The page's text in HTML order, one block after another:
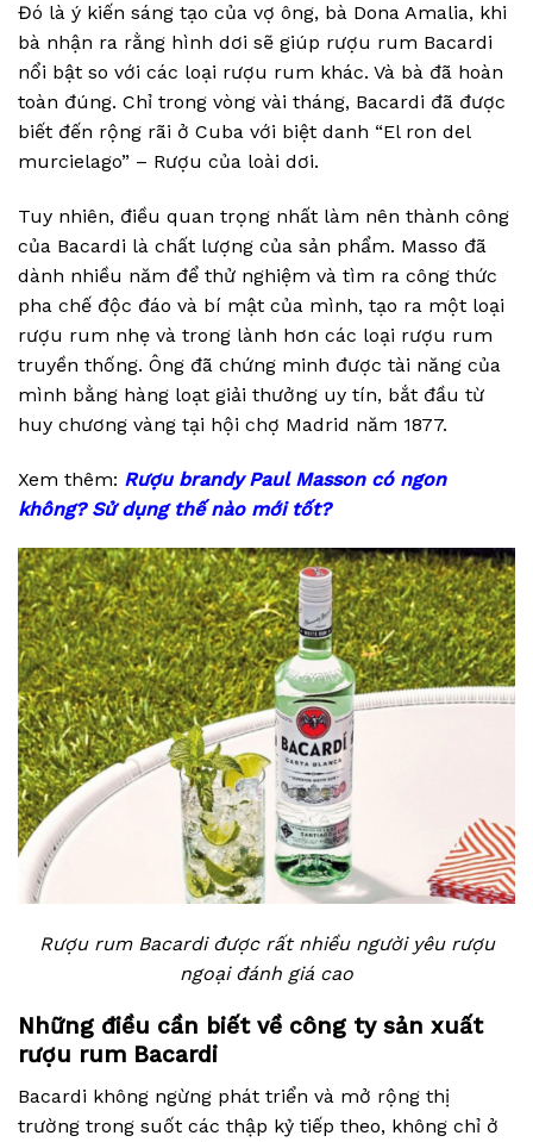
Đó là ý kiến sáng tạo của vợ ông, bà Dona Amalia, khi
bà nhận ra rằng hình dơi sẽ giúp rượu rum Bacardi
nổi bật so với các loại rượu rum khác. Và bà đã hoàn
toàn đúng. Chỉ trong vòng vài tháng, Bacardi đã được
biết đến rộng rãi ở Cuba với biệt danh “El ron del
murcielago” – Rượu của loài dơi.
Tuy nhiên, điều quan trọng nhất làm nên thành công
của Bacardi là chất lượng của sản phẩm. Masso đã
dành nhiều năm để thử nghiệm và tìm ra công thức
pha chế độc đáo và bí mật của mình, tạo ra một loại
rượu rum nhẹ và trong lành hơn các loại rượu rum
truyền thống. Ông đã chứng minh được tài năng của
mình bằng hàng loạt giải thưởng uy tín, bắt đầu từ
huy chương vàng tại hội chợ Madrid năm 1877.
Xem thêm: Rượu brandy Paul Masson có ngon
không? Sử dụng thế nào mới tốt?
Rượu rum Bacardi được rất nhiều người yêu rượu
ngoại đánh giá cao
Những điều cần biết về công ty sản xuất
rượu rum Bacardi
Bacardi không ngừng phát triển và mở rộng thị
trường trong suốt các thập kỷ tiếp theo, không chỉ ở